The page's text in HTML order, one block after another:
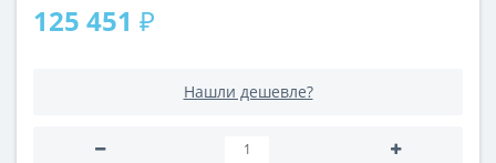
125 451 ₽
Нашли дешевле?